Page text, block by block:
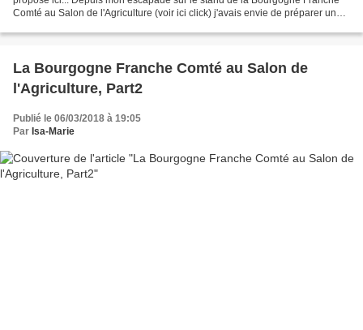
Comté au Salon de l'Agriculture (voir ici click) j'avais envie de préparer une
La Bourgogne Franche Comté au Salon de
l'Agriculture, Part2
Publié le 06/03/2018 à 19:05
Par Isa-Marie